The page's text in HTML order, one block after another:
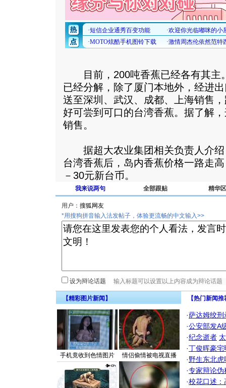
目前，200吨香蕉已经各有其主
已经分解，除了厦门本地外，经进
送至深圳、武汉、成都、上海销售
好可尝到可口的台湾香蕉。据了解
销售。
据超大农业集团相关负责人介绍
台湾香蕉后，岛内香蕉价格一路走
－30元新台币。
我来说两句 全部跟贴 精华区
用户：
*用搜狗拼音输入法发帖子，体验更流畅的中文输入>>
设为辩论话题
【精彩图片新闻】
手机竟收到色情图片 情侣偷情被电视直播
【热门新闻
·萨达姆绞刑
·公安部发A
·纪念逝者
·丁俊晖豪
·野生东北
·专家辩论伪
·校花口述：